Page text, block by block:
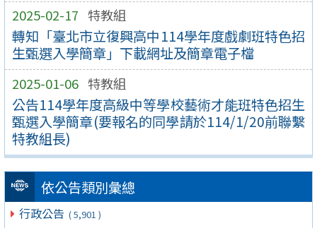
2025-02-17 特教組
轉知「臺北市立復興高中114學年度戲劇班特色招
生甄選入學簡章」下載網址及簡章電子檔
2025-01-06 特教組
公告114學年度高級中等學校藝術才能班特色招生
甄選入學簡章(要報名的同學請於114/1/20前聯繫
特教組長)
依公告類別彙總
行政公告 ( 5,901 )